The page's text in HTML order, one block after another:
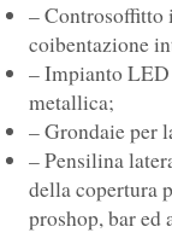
– Controsoffitto
coibentazione
– Impianto
metallica;
– Grondaie per
– Pensilina
della copertura
proshop, bar ed